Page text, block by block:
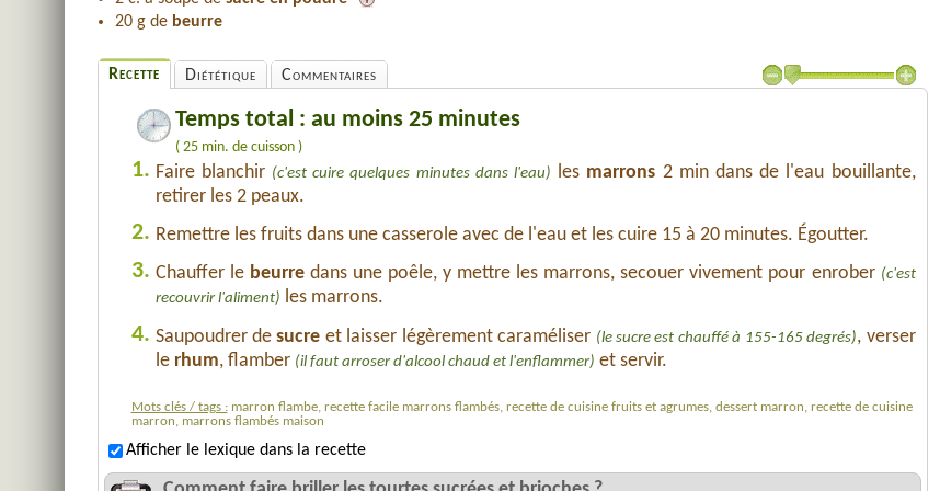
20 g de beurre
Recette Diététique Commentaires
Temps total : au moins 25 minutes
( 25 min. de cuisson )
1. Faire blanchir (c'est cuire quelques minutes dans l'eau) les marrons 2 min dans de l'eau bouillante,
retirer les 2 peaux.
2. Remettre les fruits dans une casserole avec de l'eau et les cuire 15 à 20 minutes. Égoutter.
3. Chauffer le beurredans une poêle, y mettre les marrons, secouer vivement pour enrober (c'est
recouvrir l'aliment) les marrons.
4. Saupoudrer desucre et laisser légèrement caraméliser (le sucre est chauffé à 155-165 degrés), verser
le rhum, flamber (il faut arroser d'alcool chaud et l'enflammer) et servir.
Mots clés / tags : marron flambe, recette facile marrons flambés, recette de cuisine fruits et agrumes, dessert marron, recette de cuisine
marron, marrons flambés maison
Afficher le lexique dans la recette